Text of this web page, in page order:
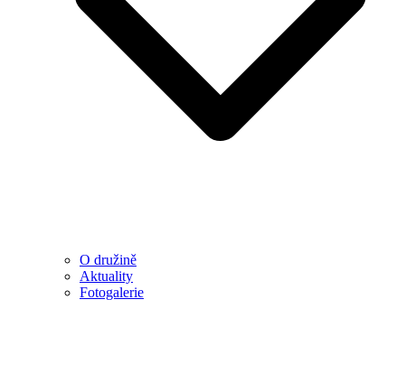
O družině
Aktuality
Fotogalerie